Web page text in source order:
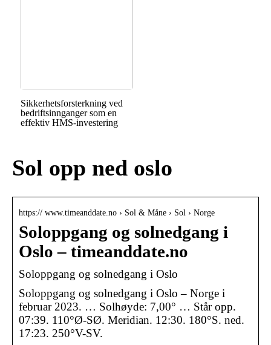
Sikkerhetsforsterkning ved
bedriftsinnganger som en
effektiv HMS-investering
Sol opp ned oslo
https:// www.timeanddate.no › Sol & Måne › Sol › Norge
Soloppgang og solnedgang i
Oslo – timeanddate.no
Soloppgang og solnedgang i Oslo
Soloppgang og solnedgang i Oslo – Norge i
februar 2023. … Solhøyde: 7,00° … Står opp.
07:39. 110°Ø-SØ. Meridian. 12:30. 180°S. ned.
17:23. 250°V-SV.